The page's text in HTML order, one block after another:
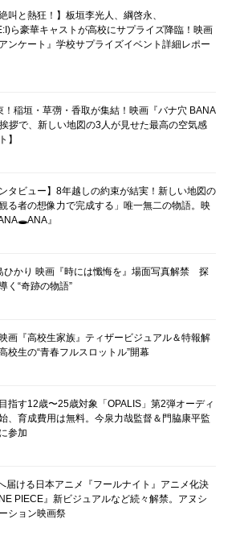
叫と熱狂！】板垣李光人、綱啓永、
ら豪華キャストが高校にサプライズ降臨！映画
ンケート』学校サプライズイベント詳細レポー
！稲垣・草彅・香取が集結！映画『バナ穴 BANA
拶で、新しい地図の3人が見せた最高の空気感
】
タビュー】8年越しの約束が結実！新しい地図の
る者の想像力で完成する」唯一無二の物語。映
』
ひかり 映画『時には懺悔を』場面写真解禁 探
く“奇跡の物語”
画『高校生家族』ティザービジュアル＆特報解
生の“青春フルスロットル”開幕
指す12歳〜25歳対象「OPALIS」第2弾オーディ
、育成費用は無料。今泉力哉監督＆門脇康平監
参加
届ける日本アニメ『フールナイト』アニメ化決
PIECE』新ビジュアルなど続々解禁。アヌシ
ション映画祭